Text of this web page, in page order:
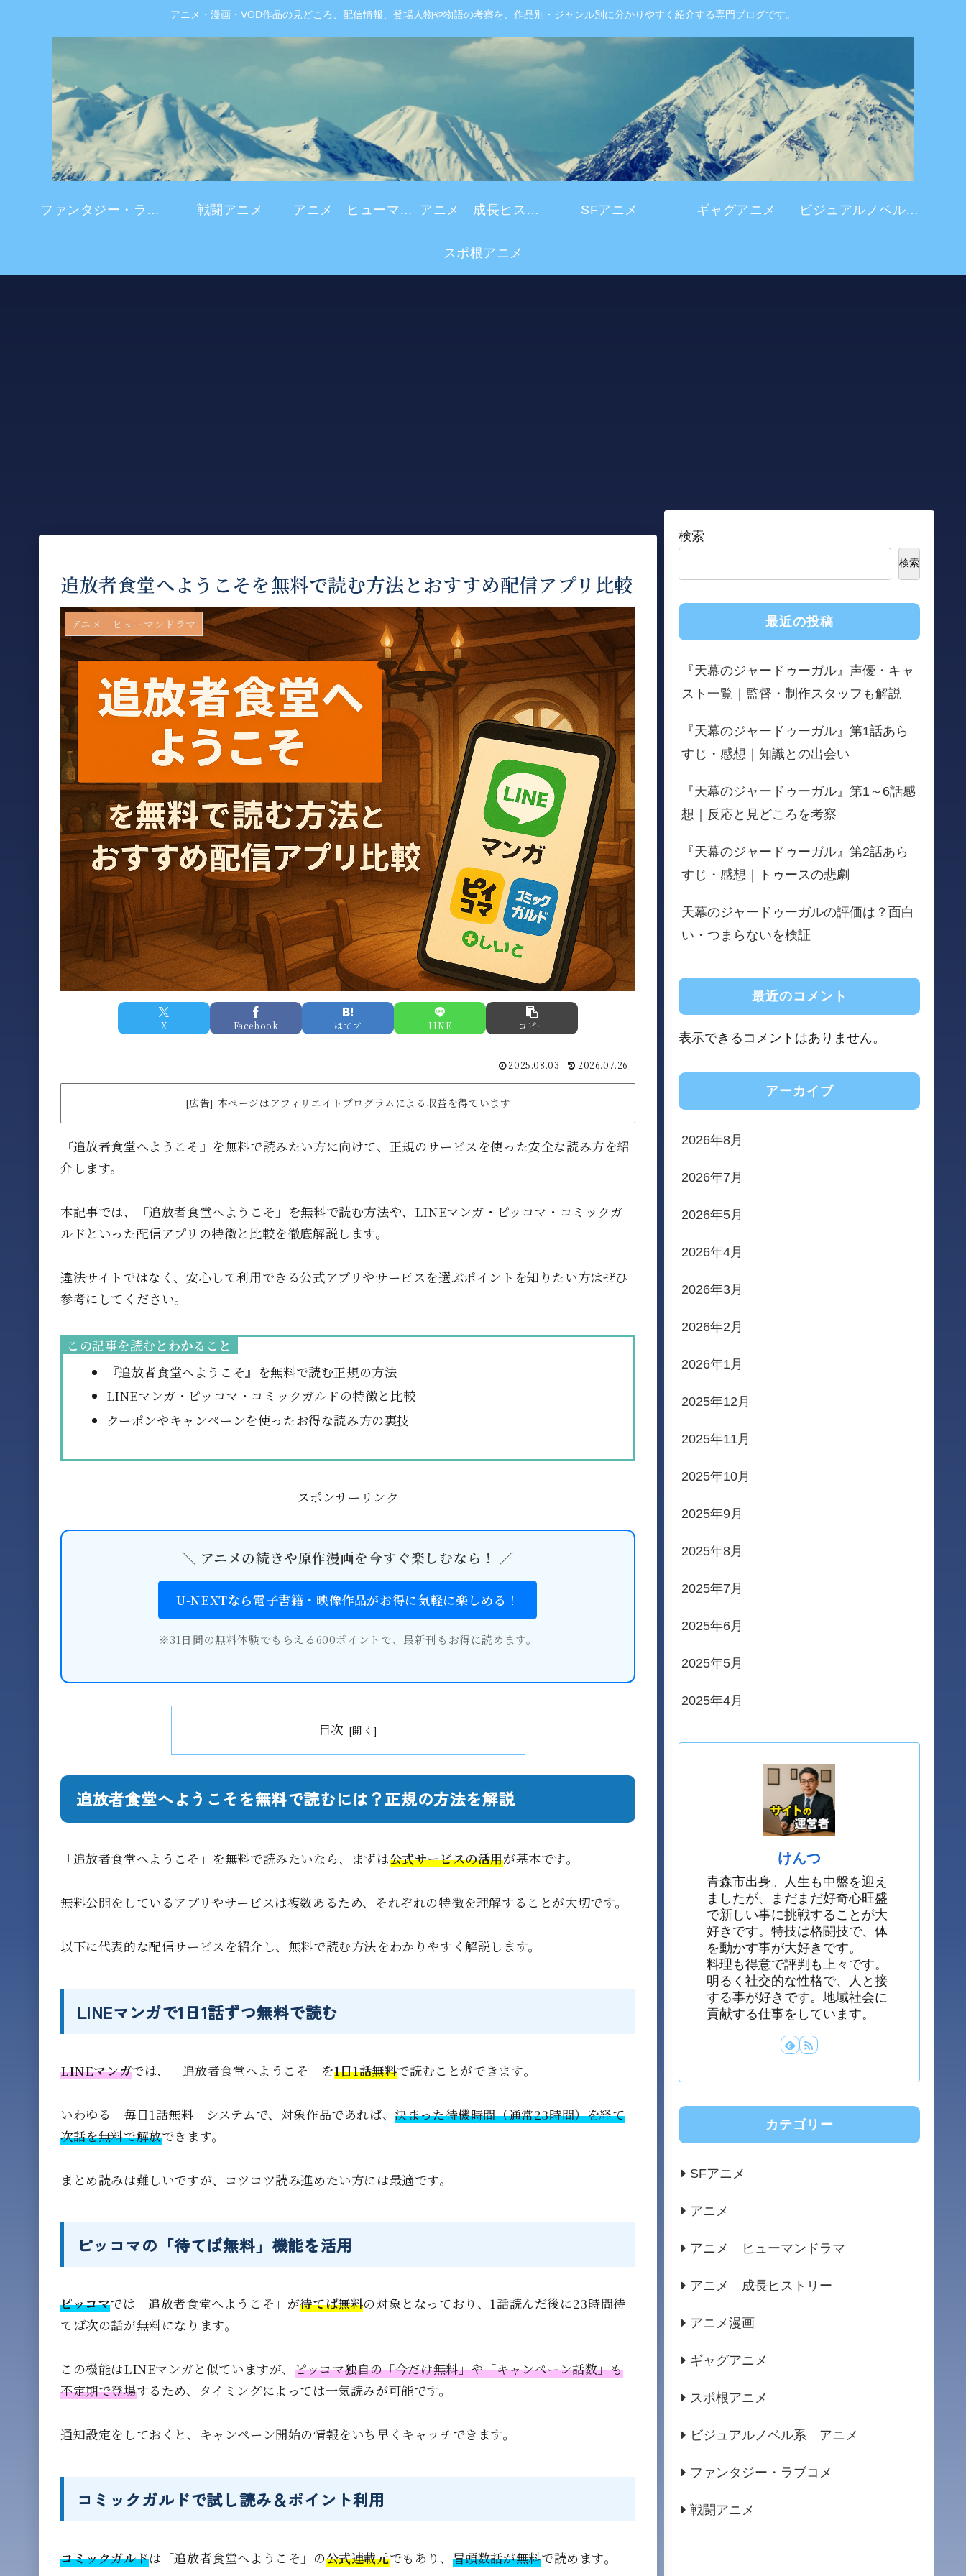
アニメ・漫画・VOD作品の見どころ、配信情報、登場人物や物語の考察を、作品別・ジャンル別に分かりやすく紹介する専門ブログです。
ファンタジー・ラブコメ 戦闘アニメ アニメ ヒューマンドラマ アニメ 成長ヒストリー SFアニメ ギャグアニメ ビジュアルノベル系 アニメ
スポ根アニメ
追放者食堂へようこそを無料で読む方法とおすすめ配信アプリ比較
アニメ ヒューマンドラマ
X Facebook はてブ LINE コピー
2025.08.03 2026.07.26
[広告] 本ページはアフィリエイトプログラムによる収益を得ています
『追放者食堂へようこそ』を無料で読みたい方に向けて、正規のサービスを使った安全な読み方を紹
介します。
本記事では、「追放者食堂へようこそ」を無料で読む方法や、LINEマンガ・ピッコマ・コミックガ
ルドといった配信アプリの特徴と比較を徹底解説します。
違法サイトではなく、安心して利用できる公式アプリやサービスを選ぶポイントを知りたい方はぜひ
参考にしてください。
この記事を読むとわかること
『追放者食堂へようこそ』を無料で読む正規の方法
LINEマンガ・ピッコマ・コミックガルドの特徴と比較
クーポンやキャンペーンを使ったお得な読み方の裏技
スポンサーリンク
＼ アニメの続きや原作漫画を今すぐ楽しむなら！ ／
U-NEXTなら電子書籍・映像作品がお得に気軽に楽しめる！
※31日間の無料体験でもらえる600ポイントで、最新刊もお得に読めます。
目次
追放者食堂へようこそを無料で読むには？正規の方法を解説
「追放者食堂へようこそ」を無料で読みたいなら、まずは公式サービスの活用が基本です。
無料公開をしているアプリやサービスは複数あるため、それぞれの特徴を理解することが大切です。
以下に代表的な配信サービスを紹介し、無料で読む方法をわかりやすく解説します。
LINEマンガで1日1話ずつ無料で読む
LINEマンガでは、「追放者食堂へようこそ」を1日1話無料で読むことができます。
いわゆる「毎日1話無料」システムで、対象作品であれば、決まった待機時間（通常23時間）を経て
次話を無料で解放できます。
まとめ読みは難しいですが、コツコツ読み進めたい方には最適です。
ピッコマの「待てば無料」機能を活用
ピッコマでは「追放者食堂へようこそ」が待てば無料の対象となっており、1話読んだ後に23時間待
てば次の話が無料になります。
この機能はLINEマンガと似ていますが、ピッコマ独自の「今だけ無料」や「キャンペーン話数」も
不定期で登場するため、タイミングによっては一気読みが可能です。
通知設定をしておくと、キャンペーン開始の情報をいち早くキャッチできます。
コミックガルドで試し読み＆ポイント利用
コミックガルドは「追放者食堂へようこそ」の公式連載元でもあり、 冒頭数話が無料で読めます。
検索
検索
最近の投稿
『天幕のジャードゥーガル』声優・キャ
スト一覧｜監督・制作スタッフも解説
『天幕のジャードゥーガル』第1話あら
すじ・感想｜知識との出会い
『天幕のジャードゥーガル』第1～6話感
想｜反応と見どころを考察
『天幕のジャードゥーガル』第2話あら
すじ・感想｜トゥースの悲劇
天幕のジャードゥーガルの評価は？面白
い・つまらないを検証
最近のコメント
表示できるコメントはありません。
アーカイブ
2026年8月
2026年7月
2026年5月
2026年4月
2026年3月
2026年2月
2026年1月
2025年12月
2025年11月
2025年10月
2025年9月
2025年8月
2025年7月
2025年6月
2025年5月
2025年4月
けんつ
青森市出身。人生も中盤を迎え
ましたが、まだまだ好奇心旺盛
で新しい事に挑戦することが大
好きです。特技は格闘技で、体
を動かす事が大好きです。
料理も得意で評判も上々です。
明るく社交的な性格で、人と接
する事が好きです。地域社会に
貢献する仕事をしています。
カテゴリー
SFアニメ
アニメ
アニメ ヒューマンドラマ
アニメ 成長ヒストリー
アニメ漫画
ギャグアニメ
スポ根アニメ
ビジュアルノベル系 アニメ
ファンタジー・ラブコメ
戦闘アニメ